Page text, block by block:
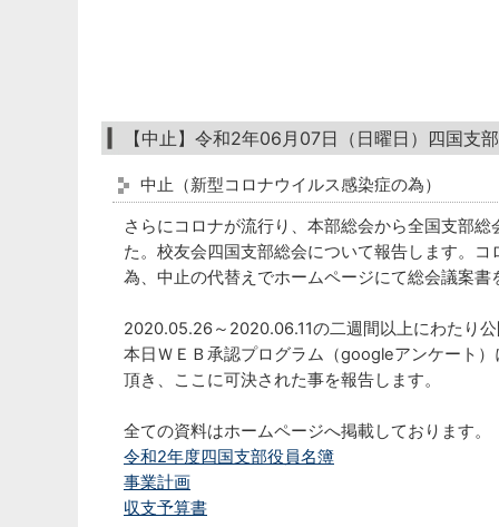
【中止】令和2年06月07日（日曜日）四国支
中止（新型コロナウイルス感染症の為）
さらにコロナが流行り、本部総会から全国支部総
た。校友会四国支部総会について報告します。コ
為、中止の代替えでホームページにて総会議案書
2020.05.26～2020.06.11の二週間以上にわたり
本日ＷＥＢ承認プログラム（googleアンケート
頂き、ここに可決された事を報告します。
全ての資料はホームページへ掲載しております。
令和2年度四国支部役員名簿
事業計画
収支予算書